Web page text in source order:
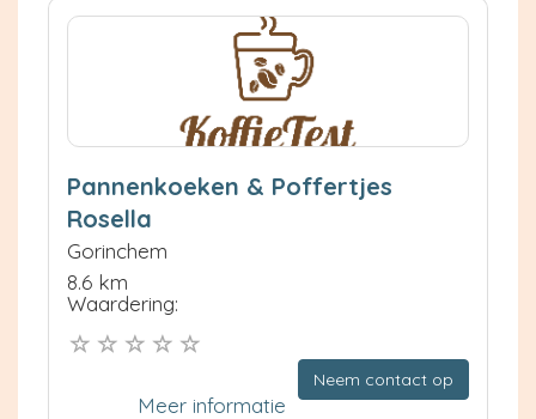
Pannenkoeken & Poffertjes
Rosella
Gorinchem
8.6 km
Waardering:
Neem contact op
Meer informatie